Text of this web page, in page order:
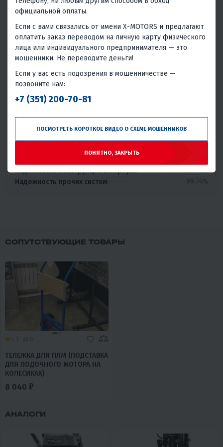
Надёжность товара
Статистика основана на количестве общего числа
покупателей и количестве обращений в сервис с этим
товаром.
Без проблем Всего обращений в сервис
97.43%
Хорошая надёжность
Надежность двигателя или трансмиссии
99.23%
Надежность электрики и электроники
Надежность конструкции и корпуса
99.61%
Надежность прочих систем
99.74%
СОПУТСТВУЮЩИЕ ТОВАРЫ
ТЕЛЕЖКА ДЛЯ ПЛМ (ПОДСТАВКА
ДЛЯ ЛОДОЧНОГО МОТОРА НА
КОЛЕСИКАХ)
8 040 ₽
АНАЛОГИ
официальной оплаты.
Если с вами связались от имени X-MOTORS и предлагают
оплатить заказ переводом на личную карту физического
лица или индивидуального предпринимателя — это
мошенники. Не переводите деньги!
Если у вас есть подозрения в мошенничестве —
позвоните нам:
+7 (351) 200-70-81
ПОСМОТРЕТЬ КОРОТКОЕ ВИДЕО О СХЕМЕ МОШЕННИКОВ
ПОНЯТНО, ЗАКРЫТЬ